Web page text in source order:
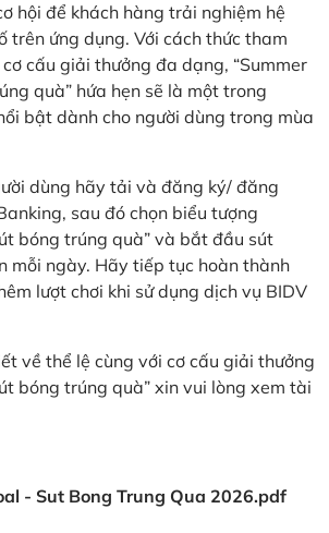
hội để khách hàng trải nghiệm hệ
trên ứng dụng. Với cách thức tham
cấu giải thưởng đa dạng, “Summer
quà” hứa hẹn sẽ là một trong
bật dành cho người dùng trong mùa
dùng hãy tải và đăng ký/ đăng
sau đó chọn biểu tượng
bóng trúng quà” và bắt đầu sút
mỗi ngày. Hãy tiếp tục hoàn thành
lượt chơi khi sử dụng dịch vụ BIDV
về thể lệ cùng với cơ cấu giải thưởng
bóng trúng quà” xin vui lòng xem tài
- Sut Bong Trung Qua 2026.pdf